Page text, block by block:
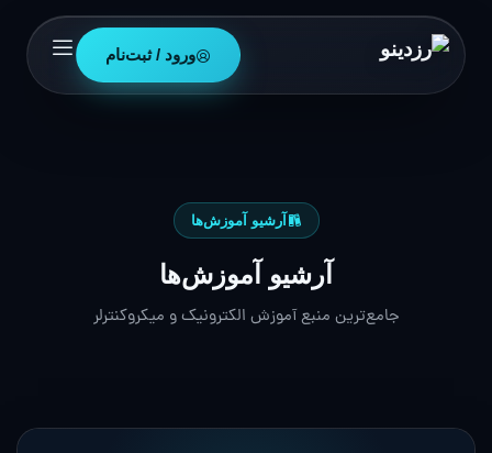
ورود / ثبت‌نام
آرشیو آموزش‌ها
آرشیو آموزش‌ها
جامع‌ترین منبع آموزش الکترونیک و میکروکنترلر